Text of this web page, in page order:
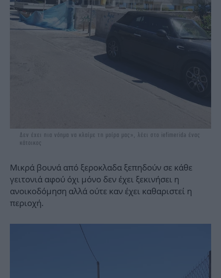
Δεν έχει πια νόημα να κλαίμε τη μοίρα μας», λέει στο iefimerida ένας
κάτοικος
Μικρά βουνά από ξεροκλαδα ξεπηδούν σε κάθε
γειτονιά αφού όχι μόνο δεν έχει ξεκινήσει η
ανοικοδόμηση αλλά ούτε καν έχει καθαριστεί η
περιοχή.